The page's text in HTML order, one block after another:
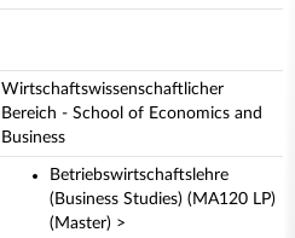
Wirtschaftswissenschaftlicher
Bereich - School of Economics and
Business
Betriebswirtschaftslehre
(Business Studies) (MA120 LP)
(Master) >